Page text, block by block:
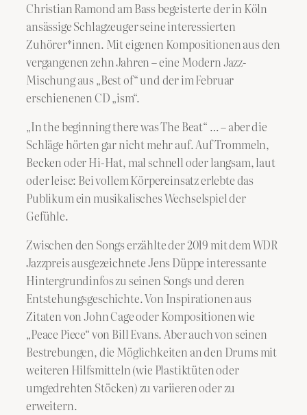
Christian Ramond am Bass begeisterte der in Köln
ansässige Schlagzeuger seine interessierten
Zuhörer*innen. Mit eigenen Kompositionen aus den
vergangenen zehn Jahren – eine Modern Jazz-
Mischung aus „Best of“ und der im Februar
erschienenen CD „ism“.
„In the beginning there was The Beat“ … – aber die
Schläge hörten gar nicht mehr auf. Auf Trommeln,
Becken oder Hi-Hat, mal schnell oder langsam, laut
oder leise: Bei vollem Körpereinsatz erlebte das
Publikum ein musikalisches Wechselspiel der
Gefühle.
Zwischen den Songs erzählte der 2019 mit dem WDR
Jazzpreis ausgezeichnete Jens Düppe interessante
Hintergrundinfos zu seinen Songs und deren
Entstehungsgeschichte. Von Inspirationen aus
Zitaten von John Cage oder Kompositionen wie
„Peace Piece“ von Bill Evans. Aber auch von seinen
Bestrebungen, die Möglichkeiten an den Drums mit
weiteren Hilfsmitteln (wie Plastiktüten oder
umgedrehten Stöcken) zu variieren oder zu
erweitern.